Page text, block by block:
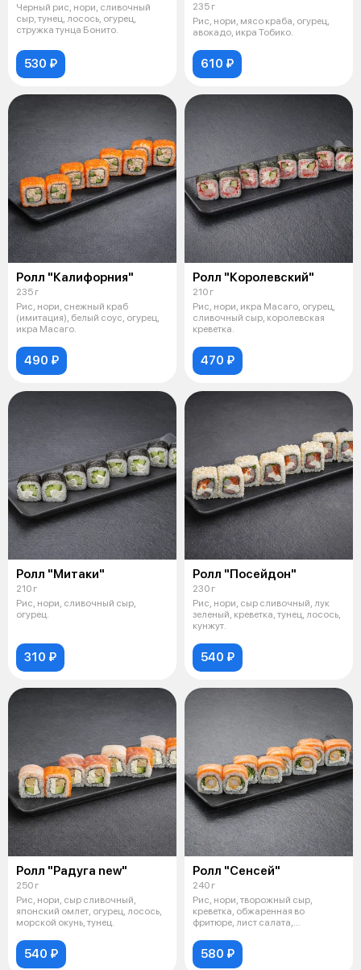
Черный рис, нори, сливочный
сыр, тунец, лосось, огурец,
стружка тунца Бонито.
530 ₽
235 г
Рис, нори, мясо краба, огурец,
авокадо, икра Тобико.
610 ₽
Ролл "Калифорния"
235 г
Рис, нори, снежный краб
(имитация), белый соус, огурец,
икра Масаго.
490 ₽
Ролл "Королевский"
210 г
Рис, нори, икра Масаго, огурец,
сливочный сыр, королевская
креветка.
470 ₽
Ролл "Митаки"
210 г
Рис, нори, сливочный сыр,
огурец.
310 ₽
Ролл "Посейдон"
230 г
Рис, нори, сыр сливочный, лук
зеленый, креветка, тунец, лосось,
кунжут.
540 ₽
Ролл "Радуга new"
250 г
Рис, нори, сыр сливочный,
японский омлет, огурец, лосось,
морской окунь, тунец.
540 ₽
Ролл "Сенсей"
240 г
Рис, нори, творожный сыр,
креветка, обжаренная во
фритюре, лист салата,
580 ₽